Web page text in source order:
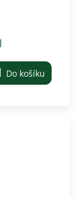
Do košíku